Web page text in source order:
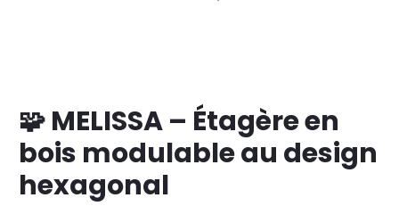
🧩 MELISSA – Étagère en
bois modulable au design
hexagonal